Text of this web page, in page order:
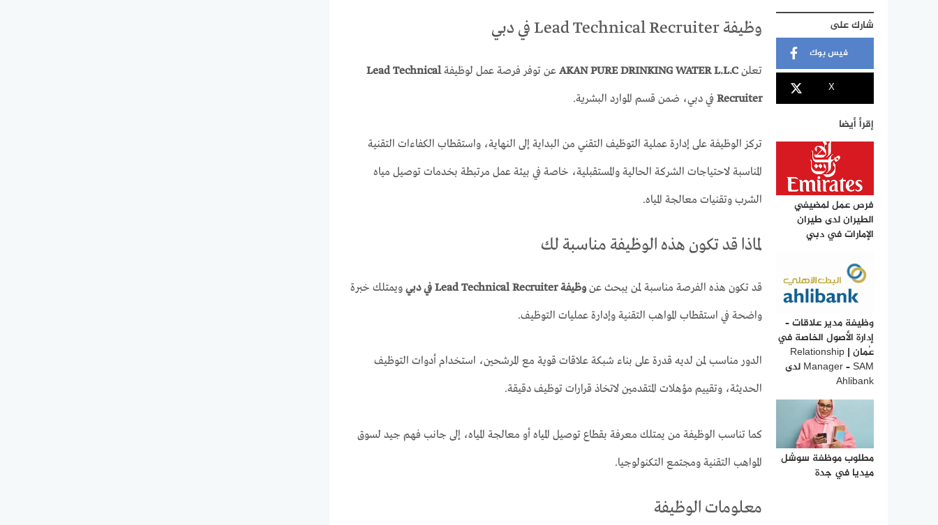
شارك على
فيس بوك
X
إقرأ أيضا
فرص عمل لمضيفي
الطيران لدى طيران
الإمارات في دبي
وظيفة مدير علاقات –
إدارة الأصول الخاصة في
عُمان | Relationship
Manager – SAM لدى
Ahlibank
مطلوب موظفة سوشل
ميديا في جدة
وظيفة Lead Technical Recruiter في دبي
تعلن AKAN PURE DRINKING WATER L.L.Cعن توفر فرصة عمل لوظيفةLead Technical
Recruiterفي دبي، ضمن قسم الموارد البشرية.
تركز الوظيفة على إدارة عملية التوظيف التقني من البداية إلى النهاية، واستقطاب الكفاءات التقنية
المناسبة لاحتياجات الشركة الحالية والمستقبلية، خاصة في بيئة عمل مرتبطة بخدمات توصيل مياه
الشرب وتقنيات معالجة المياه.
لماذا قد تكون هذه الوظيفة مناسبة لك
قد تكون هذه الفرصة مناسبة لمن يبحث عنوظيفة Lead Technical Recruiter في دبي
ويمتلك خبرة
واضحة في استقطاب المواهب التقنية وإدارة عمليات التوظيف.
الدور مناسب لمن لديه قدرة على بناء شبكة علاقات قوية مع المرشحين، استخدام أدوات التوظيف
الحديثة، وتقييم مؤهلات المتقدمين لاتخاذ قرارات توظيف دقيقة.
كما تناسب الوظيفة من يمتلك معرفة بقطاع توصيل المياه أو معالجة المياه، إلى جانب فهم جيد لسوق
المواهب التقنية ومجتمع التكنولوجيا.
معلومات الوظيفة